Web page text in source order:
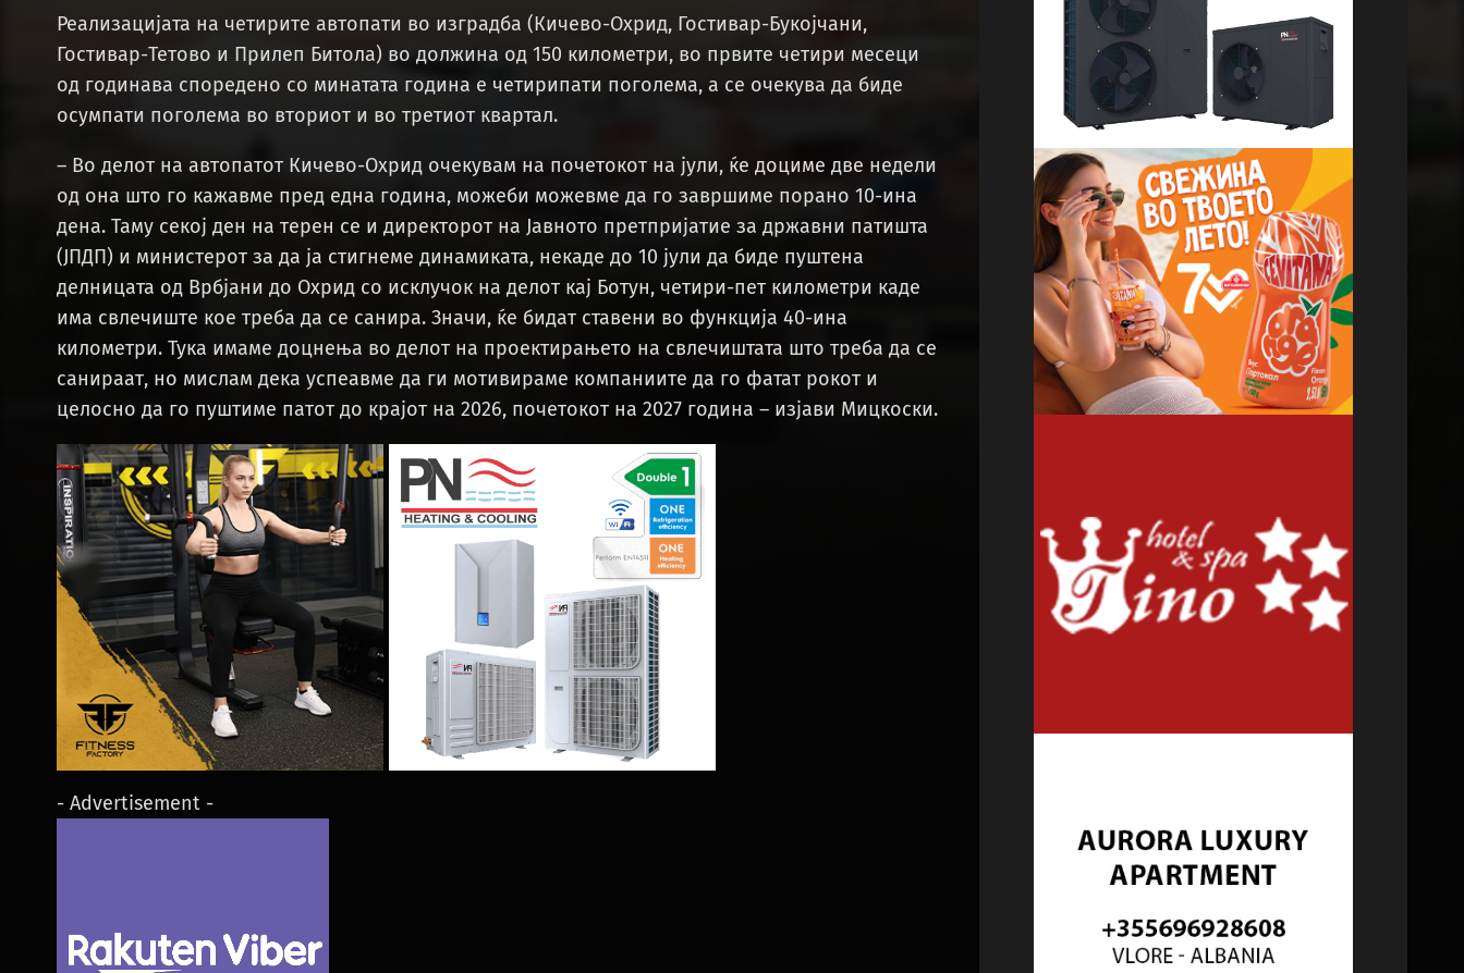
Реализацијата на четирите автопати во изградба (Кичево-Охрид, Гостивар-Букојчани,
Гостивар-Тетово и Прилеп Битола) во должина од 150 километри, во првите четири месеци
од годинава споредено со минатата година е четирипати поголема, а се очекува да биде
осумпати поголема во вториот и во третиот квартал.
– Во делот на автопатот Кичево-Охрид очекувам на почетокот на јули, ќе доциме две недели
од она што го кажавме пред една година, можеби можевме да го завршиме порано 10-ина
дена. Таму секој ден на терен се и директорот на Јавното претпријатие за државни патишта
(ЈПДП) и министерот за да ја стигнеме динамиката, некаде до 10 јули да биде пуштена
делницата од Врбјани до Охрид со исклучок на делот кај Ботун, четири-пет километри каде
има свлечиште кое треба да се санира. Значи, ќе бидат ставени во функција 40-ина
километри. Тука имаме доцнења во делот на проектирањето на свлечиштата што треба да се
санираат, но мислам дека успеавме да ги мотивираме компаниите да го фатат рокот и
целосно да го пуштиме патот до крајот на 2026, почетокот на 2027 година – изјави Мицкоски.
- Advertisement -